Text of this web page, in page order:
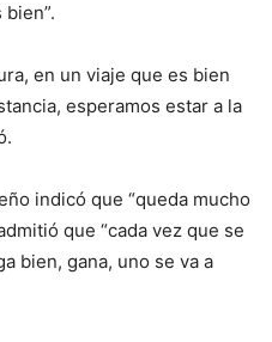
en un viaje que es bien
esperamos estar a la
indicó que “queda mucho
que “cada vez que se
bien, gana, uno se va a